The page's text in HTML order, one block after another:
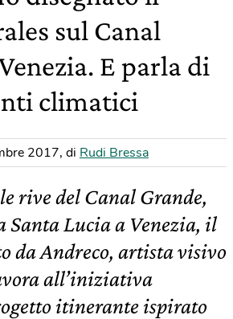
sul Canal
E parla di
climatici
2017, di Rudi Bressa
rive del Canal Grande,
Santa Lucia a Venezia, il
da Andreco, artista visivo
all’iniziativa
itinerante ispirato